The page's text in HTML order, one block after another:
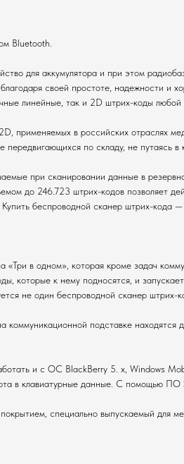
Bluеtooth.
для аккумулятора и при этом
своей простоте, надежности и
линейные, так и 2D штрих-коды любой
применяемых в российских отраслях
по складу, не путаясь в
при сканировании данные в
до 246.723 штрих-кодов позволяет
беспроводной сканер штрих-кода
«Три в одном», которая кроме задач
которые к нему подносятся, и
не один беспроводной сканер штрих-
подставке находятся
и с ОС BlackBerry 5. x, Windows
в клавиатурные данные. С помощью ПО
специально выпускаемый для